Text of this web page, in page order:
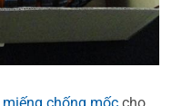
miếng chống mốc cho